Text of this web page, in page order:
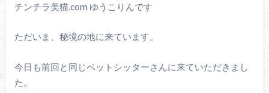
チンチラ美猫.com ゆうこりんです
ただいま、秘境の地に来ています。
今日も前回と同じペットシッターさんに来ていただきまし
た。